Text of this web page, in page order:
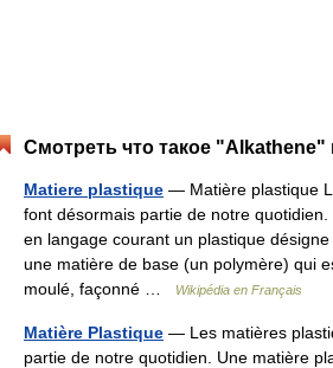
Смотреть что такое "Alkathene"
Matiere plastique — Matière plastique
font désormais partie de notre
en langage courant un plastique
une matière de base (un polymère) qui
moulé, façonné …
Wikipédia en Français
Matière Plastique — Les matières
partie de notre quotidien. Une matière